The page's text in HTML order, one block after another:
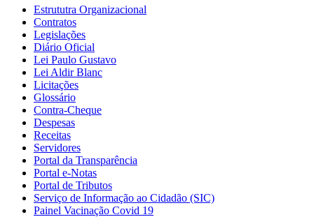
Estrututra Organizacional
Contratos
Legislações
Diário Oficial
Lei Paulo Gustavo
Lei Aldir Blanc
Licitações
Glossário
Contra-Cheque
Despesas
Receitas
Servidores
Portal da Transparência
Portal e-Notas
Portal de Tributos
Serviço de Informação ao Cidadão (SIC)
Painel Vacinação Covid 19